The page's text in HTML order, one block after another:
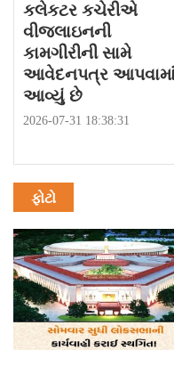
કલેકટર કચેરીએ
વીજલાઇનની
કામગીરીની સામે
આવેદનપત્ર
આવ્યું છે
2026-07-31 18:38:31
ફોટો